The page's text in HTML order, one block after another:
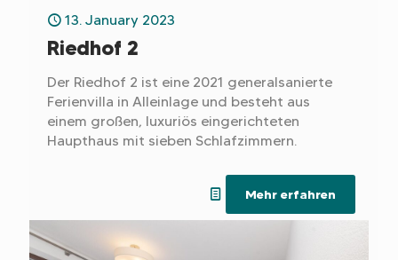
13. January 2023
Riedhof 2
Der Riedhof 2 ist eine 2021 generalsanierte
Ferienvilla in Alleinlage und besteht aus
einem großen, luxuriös eingerichteten
Haupthaus mit sieben Schlafzimmern.
Mehr erfahren